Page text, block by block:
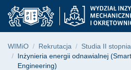
Przejdź
do
menu
Przejdź
do
wyszukiwarki
Przejdź
do
treści
Inżynieria
Ścieżka
WIMiO Rekrutacja
Studia II stopnia
Inżynieria energii odnawialnej
Engineering)